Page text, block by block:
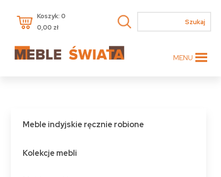
Koszyk: 0
0,00 zł
MENU
Meble indyjskie ręcznie robione
Kolekcje mebli